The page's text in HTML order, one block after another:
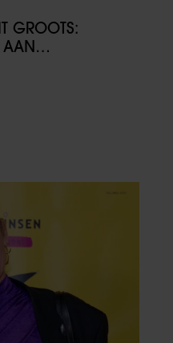
GROOTS:
AAN